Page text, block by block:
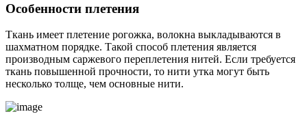
Особенности плетения
Ткань имеет плетение рогожка, волокна выкладываются в
шахматном порядке. Такой способ плетения является
производным саржевого переплетения нитей. Если требуется
ткань повышенной прочности, то нити утка могут быть
несколько толще, чем основные нити.